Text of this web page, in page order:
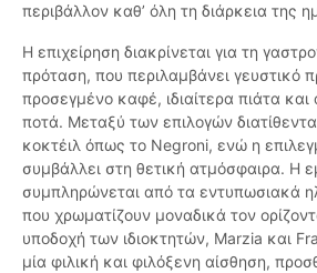
περιβάλλον καθ’ όλη τη διάρκεια της
Η επιχείρηση διακρίνεται για τη
πρόταση, που περιλαμβάνει γευστικό
προσεγμένο καφέ, ιδιαίτερα πιάτα
ποτά. Μεταξύ των επιλογών
κοκτέιλ όπως το Negroni, ενώ η
συμβάλλει στη θετική ατμόσφαιρα. Η
συμπληρώνεται από τα εντυπωσιακά
που χρωματίζουν μοναδικά τον
υποδοχή των ιδιοκτητών, Marzia και
μία φιλική και φιλόξενη αίσθηση,